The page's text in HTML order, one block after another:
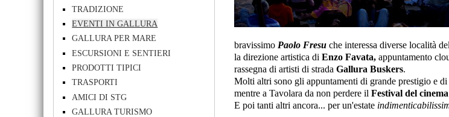
bravissimo Paolo Fresu che interessa diverse località
la direzione artistica di Enzo Favata, appuntamento
rassegna di artisti di strada Gallura Buskers.
Molti altri sono gli appuntamenti di grande prestigio e di
mentre a Tavolara da non perdere il Festival del cinema
E poi tanti altri ancora... per un'estate
TRADIZIONE
EVENTI IN GALLURA
GALLURA PER MARE
ESCURSIONI E SENTIERI
PRODOTTI TIPICI
TRASPORTI
AMICI DI STG
GALLURA TURISMO